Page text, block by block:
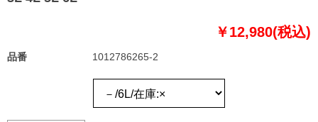
￥12,980(税込)
品番 1012786265-2